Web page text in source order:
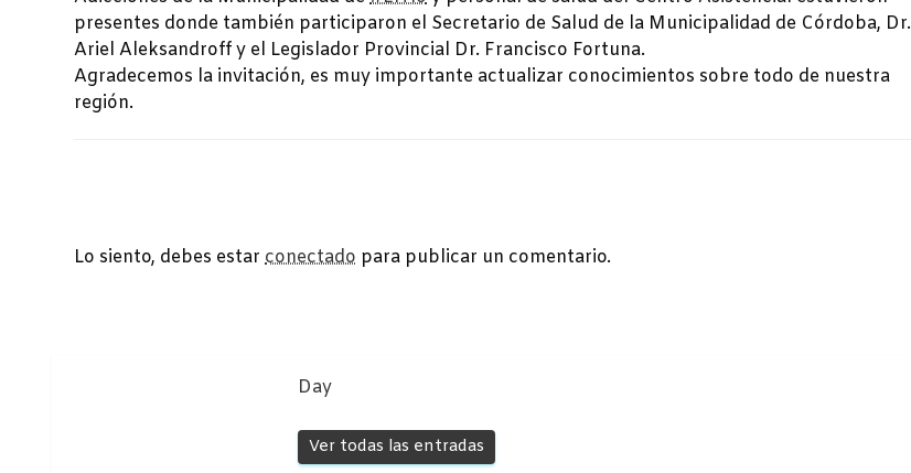
presentes donde también participaron el Secretario de Salud de la Municipalidad de Córdoba, Dr.
Ariel Aleksandroff y el Legislador Provincial Dr. Francisco Fortuna.
Agradecemos la invitación, es muy importante actualizar conocimientos sobre todo de nuestra
región.
Lo siento, debes estar conectado para publicar un comentario.
Day
Ver todas las entradas